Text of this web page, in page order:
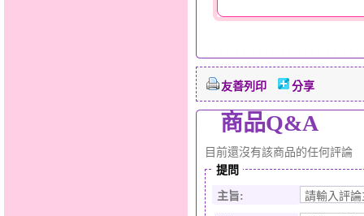
友善列印 分享
商品Q&A
目前還沒有該商品的任何評論
提問
主旨: